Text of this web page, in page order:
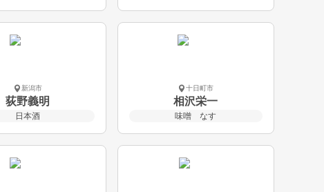
新潟市
荻野義明
日本酒
十日町市
相沢栄一
味噌 なす